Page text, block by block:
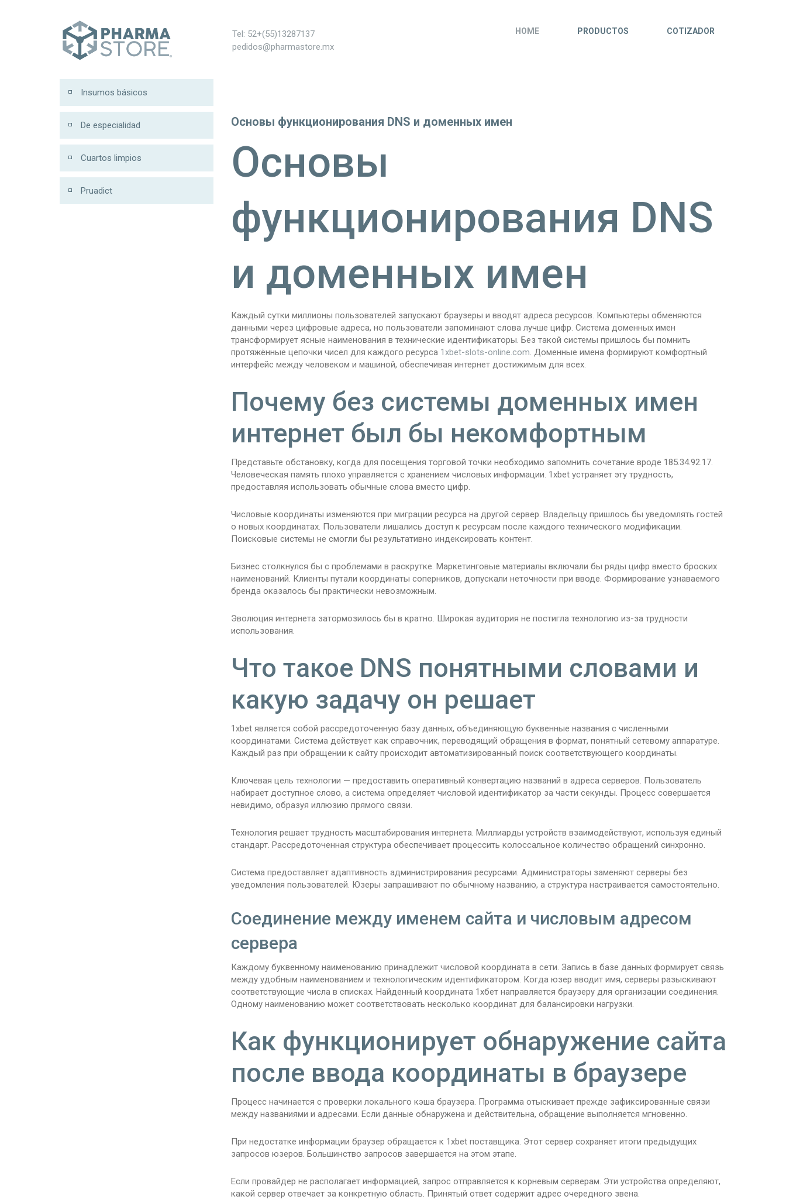
Tel: 52+(55)13287137
pedidos@pharmastore.mx
HOME PRODUCTOS COTIZADOR
Insumos básicos
De especialidad
Cuartos limpios
Pruadict
Основы функционирования DNS и доменных имен
Основы
функционирования DNS
и доменных имен
Каждый сутки миллионы пользователей запускают браузеры и вводят адреса ресурсов. Компьютеры обменяются
данными через цифровые адреса, но пользователи запоминают слова лучше цифр. Система доменных имен
трансформирует ясные наименования в технические идентификаторы. Без такой системы пришлось бы помнить
протяжённые цепочки чисел для каждого ресурса 1xbet-slots-online.com. Доменные имена формируют комфортный
интерфейс между человеком и машиной, обеспечивая интернет достижимым для всех.
Почему без системы доменных имен
интернет был бы некомфортным
Представьте обстановку, когда для посещения торговой точки необходимо запомнить сочетание вроде 185.34.92.17.
Человеческая память плохо управляется с хранением числовых информации. 1xbet устраняет эту трудность,
предоставляя использовать обычные слова вместо цифр.
Числовые координаты изменяются при миграции ресурса на другой сервер. Владельцу пришлось бы уведомлять гостей
о новых координатах. Пользователи лишались доступ к ресурсам после каждого технического модификации.
Поисковые системы не смогли бы результативно индексировать контент.
Бизнес столкнулся бы с проблемами в раскрутке. Маркетинговые материалы включали бы ряды цифр вместо броских
наименований. Клиенты путали координаты соперников, допускали неточности при вводе. Формирование узнаваемого
бренда оказалось бы практически невозможным.
Эволюция интернета затормозилось бы в кратно. Широкая аудитория не постигла технологию из-за трудности
использования.
Что такое DNS понятными словами и
какую задачу он решает
1xbet является собой рассредоточенную базу данных, объединяющую буквенные названия с численными
координатами. Система действует как справочник, переводящий обращения в формат, понятный сетевому аппаратуре.
Каждый раз при обращении к сайту происходит автоматизированный поиск соответствующего координаты.
Ключевая цель технологии — предоставить оперативный конвертацию названий в адреса серверов. Пользователь
набирает доступное слово, а система определяет числовой идентификатор за части секунды. Процесс совершается
невидимо, образуя иллюзию прямого связи.
Технология решает трудность масштабирования интернета. Миллиарды устройств взаимодействуют, используя единый
стандарт. Рассредоточенная структура обеспечивает процессить колоссальное количество обращений синхронно.
Система предоставляет адаптивность администрирования ресурсами. Администраторы заменяют серверы без
уведомления пользователей. Юзеры запрашивают по обычному названию, а структура настраивается самостоятельно.
Соединение между именем сайта и числовым адресом
сервера
Каждому буквенному наименованию принадлежит числовой координата в сети. Запись в базе данных формирует связь
между удобным наименованием и технологическим идентификатором. Когда юзер вводит имя, серверы разыскивают
соответствующие числа в списках. Найденный координата 1хбет направляется браузеру для организации соединения.
Одному наименованию может соответствовать несколько координат для балансировки нагрузки.
Как функционирует обнаружение сайта
после ввода координаты в браузере
Процесс начинается с проверки локального кэша браузера. Программа отыскивает прежде зафиксированные связи
между названиями и адресами. Если данные обнаружена и действительна, обращение выполняется мгновенно.
При недостатке информации браузер обращается к 1xbet поставщика. Этот сервер сохраняет итоги предыдущих
запросов юзеров. Большинство запросов завершается на этом этапе.
Если провайдер не располагает информацией, запрос отправляется к корневым серверам. Эти устройства определяют,
какой сервер отвечает за конкретную область. Принятый ответ содержит адрес очередного звена.